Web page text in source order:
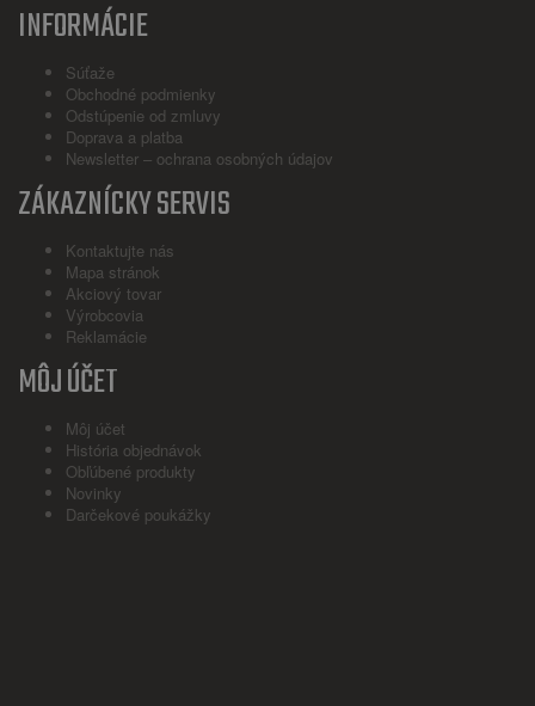
INFORMÁCIE
Súťaže
Obchodné podmienky
Odstúpenie od zmluvy
Doprava a platba
Newsletter – ochrana osobných údajov
ZÁKAZNÍCKY SERVIS
Kontaktujte nás
Mapa stránok
Akciový tovar
Výrobcovia
Reklamácie
MÔJ ÚČET
Môj účet
História objednávok
Obľúbené produkty
Novinky
Darčekové poukážky